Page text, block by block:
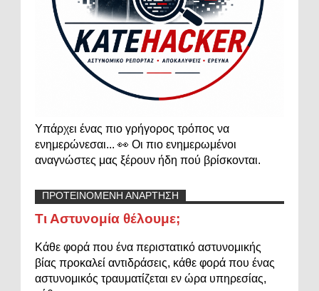
Υπάρχει ένας πιο γρήγορος τρόπος να
ενημερώνεσαι... 👀 Οι πιο ενημερωμένοι
αναγνώστες μας ξέρουν ήδη πού βρίσκονται.
ΠΡΟΤΕΙΝΟΜΕΝΗ ΑΝΑΡΤΗΣΗ
Τι Αστυνομία θέλουμε;
Κάθε φορά που ένα περιστατικό αστυνομικής
βίας προκαλεί αντιδράσεις, κάθε φορά που ένας
αστυνομικός τραυματίζεται εν ώρα υπηρεσίας,